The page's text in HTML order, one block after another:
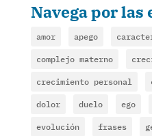
Navega por las
amor apego
complejo materno
crecimiento personal
dolor duelo ego
evolución frases